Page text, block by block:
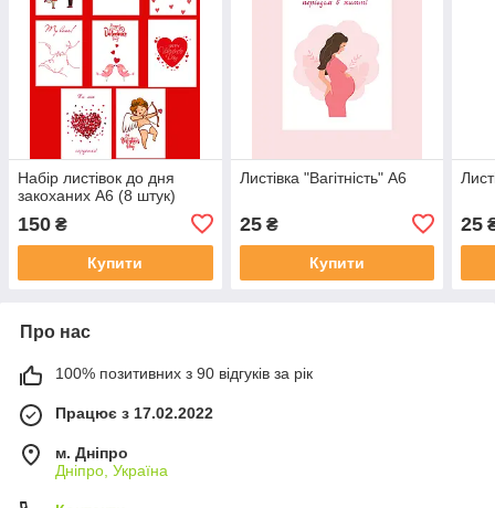
Набір листівок до дня
закоханих А6 (8 штук)
150 ₴
Купити
Листівка "Вагітність" А6
25₴
Купити
25
Про нас
100% позитивних з 90 відгуків за рік
Працює з 17.02.2022
м. Дніпро
Дніпро, Україна